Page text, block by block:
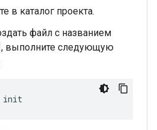
в каталог проекта.
файл с названием
, выполните следующую
init